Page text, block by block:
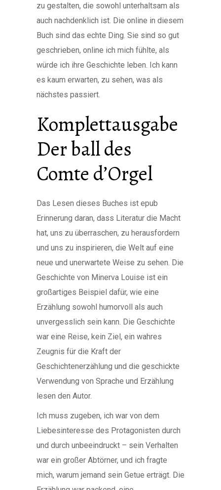
zu gestalten, die sowohl unterhaltsam als
auch nachdenklich ist. Die online in diesem
Buch sind das echte Ding. Sie sind so gut
geschrieben, online ich mich fühlte, als
würde ich ihre Geschichte leben. Ich kann
es kaum erwarten, zu sehen, was als
nächstes passiert.
Komplettausgabe
Der ball des
Comte d’Orgel
Das Lesen dieses Buches ist epub
Erinnerung daran, dass Literatur die Macht
hat, uns zu überraschen, zu herausfordern
und uns zu inspirieren, die Welt auf eine
neue und unerwartete Weise zu sehen. Die
Geschichte von Minerva Louise ist ein
großartiges Beispiel dafür, wie eine
Erzählung sowohl humorvoll als auch
unvergesslich sein kann. Die Geschichte
war eine Reise, kein Ziel, ein wahres
Zeugnis für die Kraft der
Geschichtenerzählung und die geschickte
Verwendung von Sprache und Erzählung
lesen den Autor.
Ich muss zugeben, ich war von dem
Liebesinteresse des Protagonisten durch
und durch unbeeindruckt – sein Verhalten
war ein großer Abtörner, und ich fragte
mich, warum jemand sein Getue erträgt. Die